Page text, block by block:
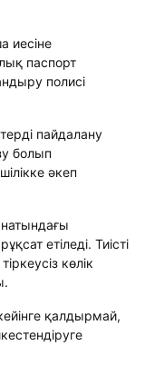
иесіне
паспорт
полисі
пайдалану
болып
әкеп
етіледі. Тиісті
көлік
қалдырмай,